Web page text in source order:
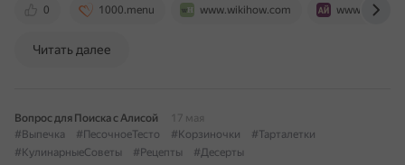
0 1000.menu www.wikihow.com
Читать далее
Вопрос для Поиска с Алисой
17 мая
#Выпечка
#ПесочноеТесто #Корзиночки
#Тарталетки
#КулинарныеСоветы
#Рецепты #Десерты